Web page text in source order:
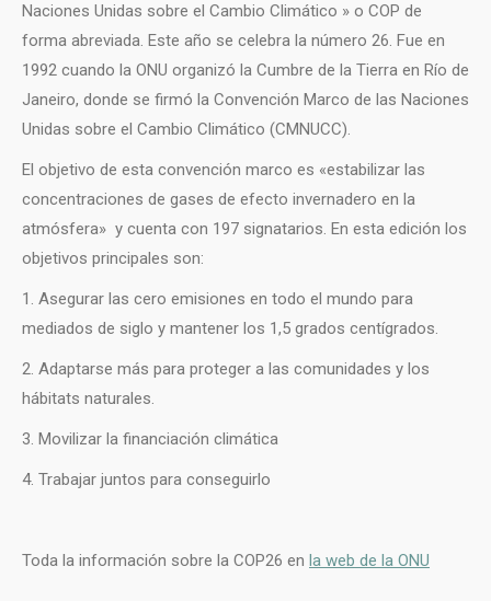
Naciones Unidas sobre el Cambio Climático » o COP de
forma abreviada. Este año se celebra la número 26. Fue en
1992 cuando la ONU organizó la Cumbre de la Tierra en Río de
Janeiro, donde se firmó la Convención Marco de las Naciones
Unidas sobre el Cambio Climático (CMNUCC).
El objetivo de esta convención marco es «estabilizar las
concentraciones de gases de efecto invernadero en la
atmósfera» y cuenta con 197 signatarios. En esta edición los
objetivos principales son:
1. Asegurar las cero emisiones en todo el mundo para
mediados de siglo y mantener los 1,5 grados centígrados.
2. Adaptarse más para proteger a las comunidades y los
hábitats naturales.
3. Movilizar la financiación climática
4. Trabajar juntos para conseguirlo
Toda la información sobre la COP26 en la web de la ONU